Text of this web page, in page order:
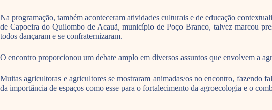
Na programação, também aconteceram atividades culturais e de educação
de Capoeira do Quilombo de Acauã, município de Poço Branco, talvez marcou
todos dançaram e se confraternizaram.
O encontro proporcionou um debate amplo em diversos assuntos que envolvem a
Muitas agricultoras e agricultores se mostraram animadas/os no encontro, fazendo
da importância de espaços como esse para o fortalecimento da agroecologia e o